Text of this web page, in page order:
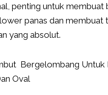
penting untuk membuat
panas dan membuat
yang absolut.
Bergelombang Untuk
Oval